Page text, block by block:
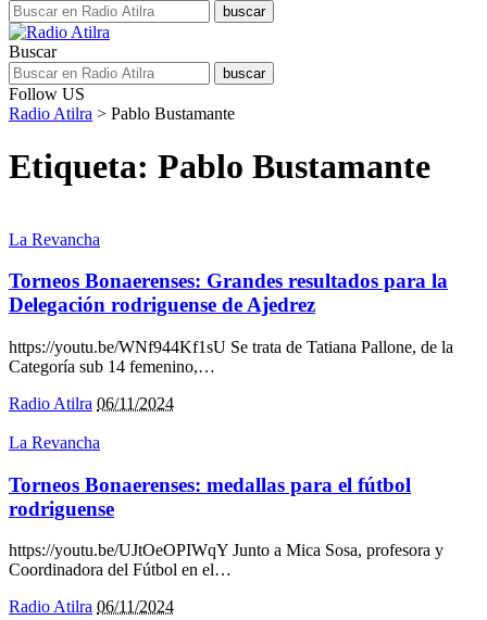
Buscar
Follow US
Radio Atilra > Pablo Bustamante
Etiqueta: Pablo Bustamante
La Revancha
Torneos Bonaerenses: Grandes resultados para la
Delegación rodriguense de Ajedrez
https://youtu.be/WNf944Kf1sU Se trata de Tatiana Pallone, de la
Categoría sub 14 femenino,…
Radio Atilra 06/11/2024
La Revancha
Torneos Bonaerenses: medallas para el fútbol
rodriguense
https://youtu.be/UJtOeOPIWqY Junto a Mica Sosa, profesora y
Coordinadora del Fútbol en el…
Radio Atilra 06/11/2024